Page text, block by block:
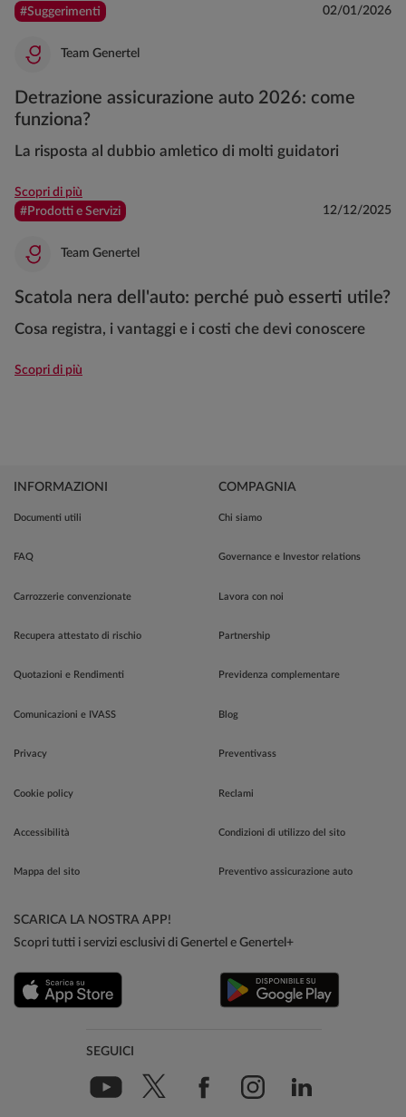
#Suggerimenti
02/01/2026
Team Genertel
Detrazione assicurazione auto 2026: come
funziona?
La risposta al dubbio amletico di molti guidatori
Scopri di più
#Prodotti e Servizi
12/12/2025
Team Genertel
Scatola nera dell'auto: perché può esserti utile?
Cosa registra, i vantaggi e i costi che devi conoscere
Scopri di più
INFORMAZIONI
Documenti utili
FAQ
Carrozzerie convenzionate
Recupera attestato di rischio
Quotazioni e Rendimenti
Comunicazioni e IVASS
Privacy
Cookie policy
Accessibilità
Mappa del sito
COMPAGNIA
Chi siamo
Governance e Investor relations
Lavora con noi
Partnership
Previdenza complementare
Blog
Preventivass
Reclami
Condizioni di utilizzo del sito
Preventivo assicurazione auto
SCARICA LA NOSTRA APP!
Scopri tutti i servizi esclusivi di Genertel e Genertel+
SEGUICI